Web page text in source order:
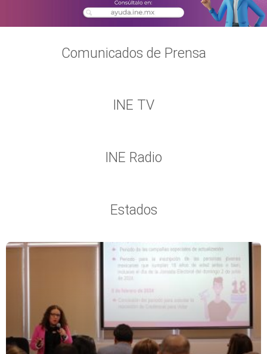
Comunicados de Prensa
INE TV
INE Radio
Estados
Página PáginaPáginaPáginaPáginaPágina